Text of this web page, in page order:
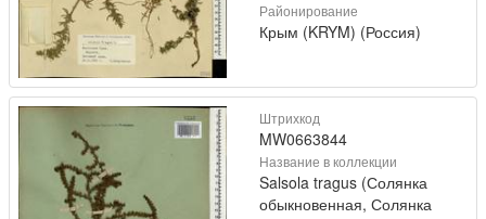
Районирование
Крым (KRYM) (Россия)
Штрихкод
MW0663844
Название в коллекции
Salsola tragus (Солянка
обыкновенная, Солянка